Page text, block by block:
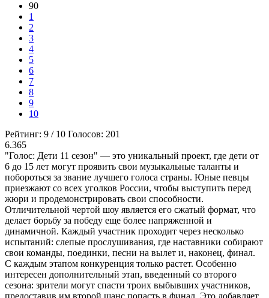
90
1
2
3
4
5
6
7
8
9
10
Рейтинг: 9 / 10 Голосов: 201
6.365
"Голос: Дети 11 сезон" — это уникальный проект, где дети от
6 до 15 лет могут проявить свои музыкальные таланты и
побороться за звание лучшего голоса страны. Юные певцы
приезжают со всех уголков России, чтобы выступить перед
жюри и продемонстрировать свои способности.
Отличительной чертой шоу является его сжатый формат, что
делает борьбу за победу еще более напряженной и
динамичной. Каждый участник проходит через несколько
испытаний: слепые прослушивания, где наставники собирают
свои команды, поединки, песни на вылет и, наконец, финал.
С каждым этапом конкуренция только растет. Особенно
интересен дополнительный этап, введенный со второго
сезона: зрители могут спасти троих выбывших участников,